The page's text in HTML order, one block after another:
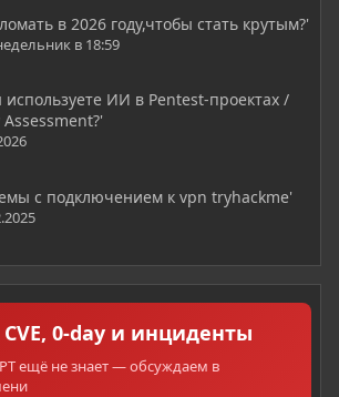
в 2026 году,чтобы стать крутым?'
в 18:59
ИИ в Pentest-проектах /
с подключением к vpn tryhackme'
0-day и инциденты
ещё не знает — обсуждаем в